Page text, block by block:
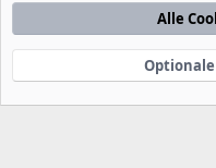
Startseite
e
Community platform by XenForo®
xenDach©2010-2014
Alle